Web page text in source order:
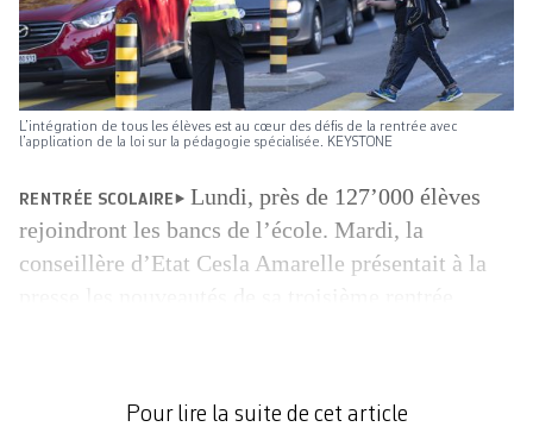
L’intégration de tous les élèves est au cœur des défis de la rentrée avec
l’application de la loi sur la pédagogie spécialisée. KEYSTONE
RENTRÉE SCOLAIRE
Lundi, près de 127’000 élèves
rejoindront les bancs de l’école. Mardi, la
conseillère d’Etat Cesla Amarelle présentait à la
Pour lire la suite de cet article